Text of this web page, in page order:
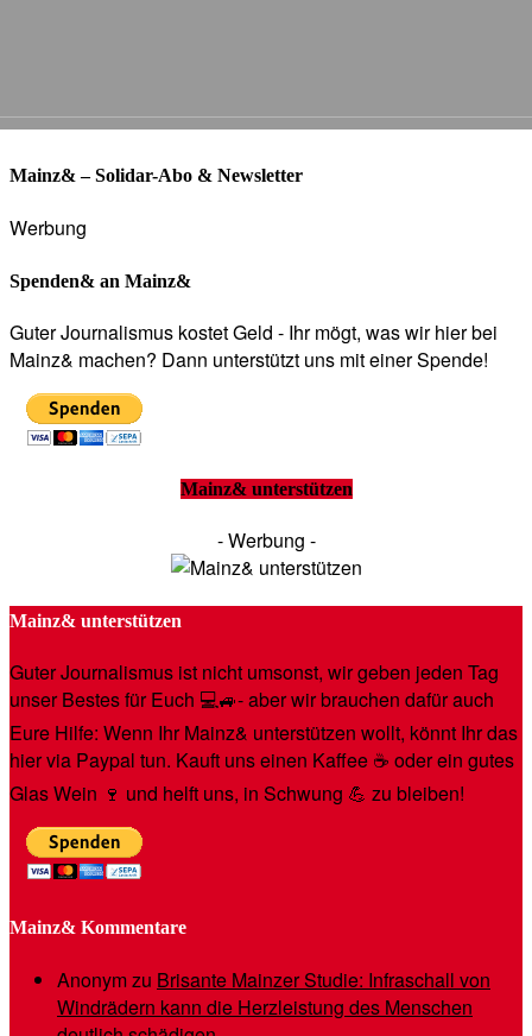
Mainz& – Solidar-Abo & Newsletter
Werbung
Spenden& an Mainz&
Guter Journalismus kostet Geld - Ihr mögt, was wir hier bei
Mainz& machen? Dann unterstützt uns mit einer Spende!
Mainz& unterstützen
- Werbung -
Mainz& unterstützen
Guter Journalismus ist nicht umsonst, wir geben jeden Tag
unser Bestes für Euch 💻🚙- aber wir brauchen dafür auch
Eure Hilfe: Wenn Ihr Mainz& unterstützen wollt, könnt Ihr das
hier via Paypal tun. Kauft uns einen Kaffee ☕️ oder ein gutes
Glas Wein 🍷 und helft uns, in Schwung 💪 zu bleiben!
Mainz& Kommentare
Anonymzu Brisante Mainzer Studie: Infraschall von
Windrädern kann die Herzleistung des Menschen